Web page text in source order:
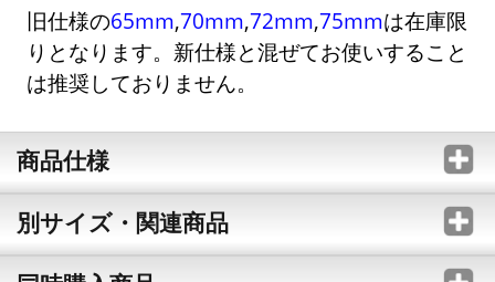
旧仕様の65mm,70mm,72mm,75mmは在庫限
りとなります。新仕様と混ぜてお使いすること
は推奨しておりません。
商品仕様
別サイズ・関連商品